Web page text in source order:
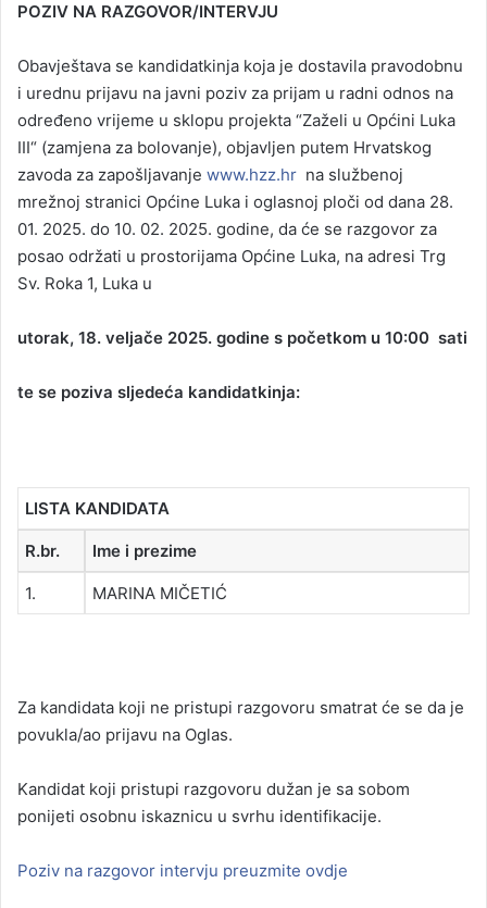
POZIV NA RAZGOVOR/INTERVJU
Obavještava se kandidatkinja koja je dostavila pravodobnu
i urednu prijavu na javni poziv za prijam u radni odnos na
određeno vrijeme u sklopu projekta “Zaželi u Općini Luka
III“ (zamjena za bolovanje), objavljen putem Hrvatskog
zavoda za zapošljavanje www.hzz.hr na službenoj
mrežnoj stranici Općine Luka i oglasnoj ploči od dana 28.
01. 2025. do 10. 02. 2025. godine, da će se razgovor za
posao održati u prostorijama Općine Luka, na adresi Trg
Sv. Roka 1, Luka u
utorak, 18. veljače 2025. godine s početkom u 10:00 sati
te se poziva sljedeća kandidatkinja:
LISTA KANDIDATA
R.br. Ime i prezime
1. MARINA MIČETIĆ
Za kandidata koji ne pristupi razgovoru smatrat će se da je
povukla/ao prijavu na Oglas.
Kandidat koji pristupi razgovoru dužan je sa sobom
ponijeti osobnu iskaznicu u svrhu identifikacije.
Poziv na razgovor intervju preuzmite ovdje